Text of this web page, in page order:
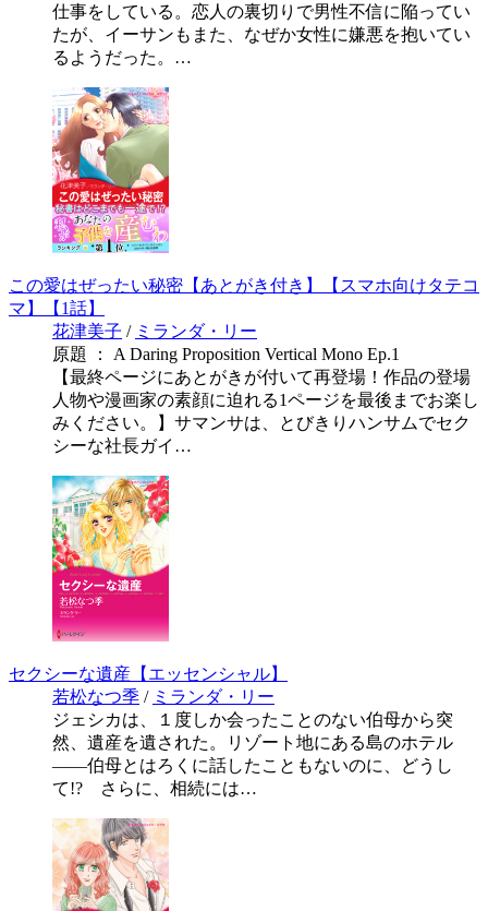
仕事をしている。恋人の裏切りで男性不信に陥ってい
たが、イーサンもまた、なぜか女性に嫌悪を抱いてい
るようだった。…
この愛はぜったい秘密【あとがき付き】【スマホ向けタテコ
マ】【1話】
花津美子 / ミランダ・リー
原題 ： A Daring Proposition Vertical Mono Ep.1
【最終ページにあとがきが付いて再登場！作品の登場
人物や漫画家の素顔に迫れる1ページを最後までお楽し
みください。】サマンサは、とびきりハンサムでセク
シーな社長ガイ…
セクシーな遺産【エッセンシャル】
若松なつ季 / ミランダ・リー
ジェシカは、１度しか会ったことのない伯母から突
然、遺産を遺された。リゾート地にある島のホテル
――伯母とはろくに話したこともないのに、どうし
て!? さらに、相続には…